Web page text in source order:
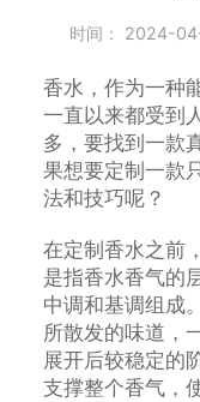
时间： 2024-
香水，作为一种
一直以来都受到
多，要找到一款
果想要定制一款
法和技巧呢？
在定制香水之前
是指香水香气的
中调和基调组成
所散发的味道，
展开后较稳定的
支撑整个香气，